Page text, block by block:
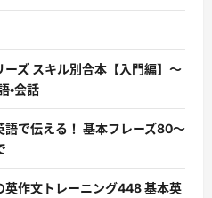
ーズ スキル別合本【入門編】〜
・会話
語で伝える！ 基本フレーズ80〜
英作文トレーニング448 基本英